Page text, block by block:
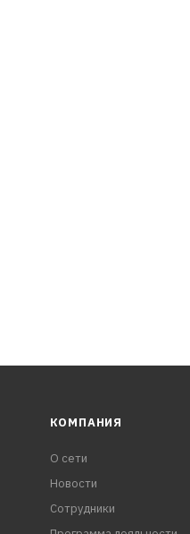
КОМПАНИЯ
О сети
Новости
Сотрудники